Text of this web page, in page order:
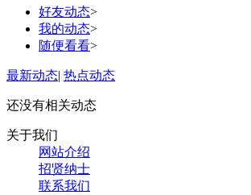
好友动态>
我的动态>
随便看看>
最新动态| 热点动态
还没有相关动态
关于我们
网站介绍
招贤纳士
联系我们